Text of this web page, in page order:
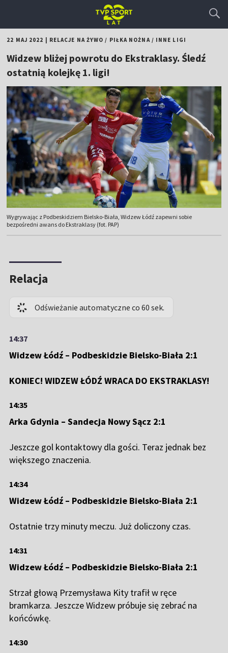
22 MAJ 2022 RELACJE NA ŻYWO / PIŁKA NOŻNA/ INNE LIGI
Widzew bliżej powrotu do Ekstraklasy. Śledź
ostatnią kolejkę 1. ligi!
Wygrywając z Podbeskidziem Bielsko-Biała, Widzew Łódź zapewni sobie
bezpośredni awans do Ekstraklasy (fot. PAP)
Relacja
Odświeżanie automatyczne co 60 sek.
14:37
Widzew Łódź – Podbeskidzie Bielsko-Biała 2:1
KONIEC! WIDZEW ŁÓDŹ WRACA DO EKSTRAKLASY!
14:35
Arka Gdynia – Sandecja Nowy Sącz 2:1
Jeszcze gol kontaktowy dla gości. Teraz jednak bez
większego znaczenia.
14:34
Widzew Łódź – Podbeskidzie Bielsko-Biała 2:1
Ostatnie trzy minuty meczu. Już doliczony czas.
14:31
Widzew Łódź – Podbeskidzie Bielsko-Biała 2:1
Strzał głową Przemysława Kity trafił w ręce
bramkarza. Jeszcze Widzew próbuje się zebrać na
końcówkę.
14:30